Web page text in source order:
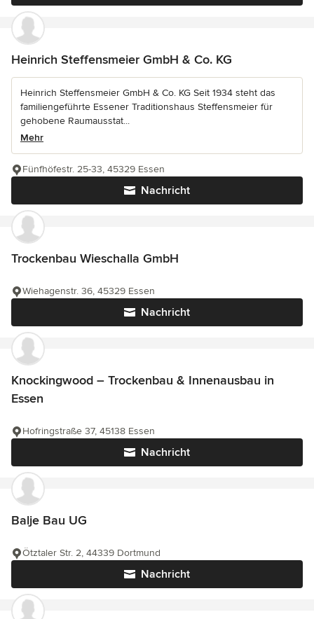
Heinrich Steffensmeier GmbH & Co. KG
Heinrich Steffensmeier GmbH & Co. KG Seit 1934 steht das
familiengeführte Essener Traditionshaus Steffensmeier für
gehobene Raumausstat...
Mehr
Nachricht
Fünfhöfestr. 25-33, 45329 Essen
Trockenbau Wieschalla GmbH
Nachricht
Wiehagenstr. 36, 45329 Essen
Knockingwood – Trockenbau & Innenausbau in
Essen
Nachricht
Hofringstraße 37, 45138 Essen
Balje Bau UG
Nachricht
Ötztaler Str. 2, 44339 Dortmund